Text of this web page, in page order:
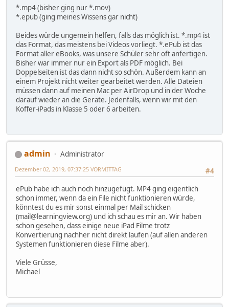
*.mp4 (bisher ging nur *.mov)
*.epub (ging meines Wissens gar nicht)
Beides würde ungemein helfen, falls das möglich ist. *.mp4 ist
das Format, das meistens bei Videos vorliegt. *.ePub ist das
Format aller eBooks, was unsere Schüler sehr oft anfertigen.
Bisher war immer nur ein Export als PDF möglich. Bei
Doppelseiten ist das dann nicht so schön. Außerdem kann an
einem Projekt nicht weiter gearbeitet werden. Alle Dateien
müssen dann auf meinen Mac per AirDrop und in der Woche
darauf wieder an die Geräte. Jedenfalls, wenn wir mit den
Koffer-iPads in Klasse 5 oder 6 arbeiten.
admin
Administrator
#4
Dezember 02, 2019, 07:37:25 VORMITTAG
ePub habe ich auch noch hinzugefügt. MP4 ging eigentlich
schon immer, wenn da ein File nicht funktionieren würde,
könntest du es mir sonst einmal per Mail schicken
(mail@learningview.org) und ich schau es mir an. Wir haben
schon gesehen, dass einige neue iPad Filme trotz
Konvertierung nachher nicht direkt laufen (auf allen anderen
Systemen funktionieren diese Filme aber).
Viele Grüsse,
Michael